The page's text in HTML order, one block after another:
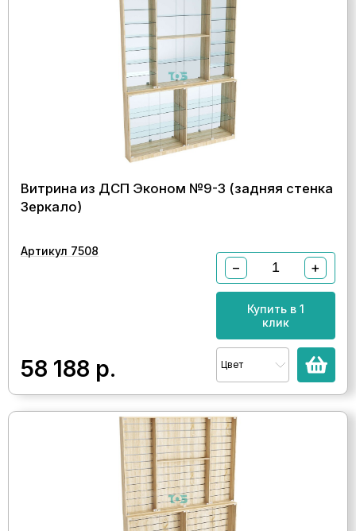
Витрина из ДСП Эконом №9-3 (задняя стенка
Зеркало)
Артикул 7508
58 188 р.
− +
Купить в 1
клик
Цвет